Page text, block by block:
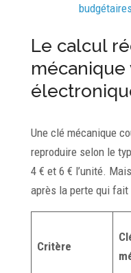
Le calcul
mécanique
Une clé mécanique
reproduire selon le
4 € et 6 € l’unité.
après la perte qui fait
Critère